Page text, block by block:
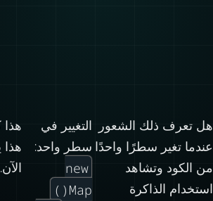
هل تعرف ذلك الشعور
عندما تغير سطرًا واحدًا
من الكود وتشاهد
استخدام الذاكرة
التغيير في
سطر واحد:
new
Map()
الآن.